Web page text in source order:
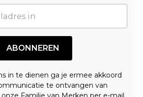
ABONNEREN
in te dienen ga je ermee akkoord
te ontvangen van